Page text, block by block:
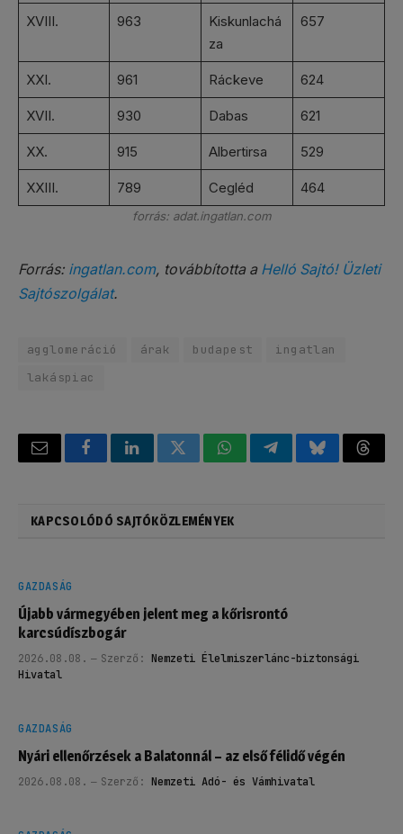
XVIII. 963
Kiskunlachá
za
657
XXI. 961 Ráckeve 624
XVII. 930 Dabas 621
XX. 915 Albertirsa 529
XXIII. 789 Cegléd 464
forrás: adat.ingatlan.com
Forrás: ingatlan.com, továbbította a Helló Sajtó! Üzleti
Sajtószolgálat.
agglomeráció árak budapest
ingatlan
lakáspiac
Email FacebookLinkedInTwitterWhatsAppTelegramBluesky
KAPCSOLÓDÓ SAJTÓKÖZLEMÉNYEK
GAZDASÁG
Újabb vármegyében jelent meg a kőrisrontó
karcsúdíszbogár
2026.08.08. Szerző: Nemzeti Élelmiszerlánc-biztonsági
Hivatal
GAZDASÁG
Nyári ellenőrzések a Balatonnál – az első félidő végén
2026.08.08. Szerző: Nemzeti Adó- és Vámhivatal